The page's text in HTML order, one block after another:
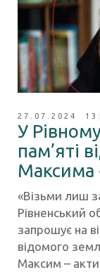
27.07.2024
У
пам’яті
Максима
«Візьми лиш
Рівненський
запрошує на
відомого
Максим –